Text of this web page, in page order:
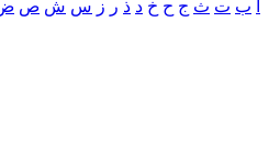
ب ت ث ج ح خ د ذ ر ز س ش ص